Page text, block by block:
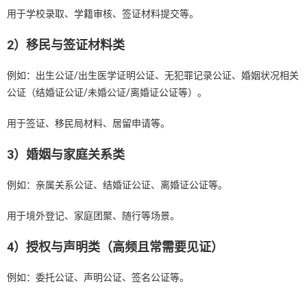
用于学校录取、学籍审核、签证材料提交等。
2）移民与签证材料类
例如：出生公证/出生医学证明公证、无犯罪记录公证、婚姻状况相关
公证（结婚证公证/未婚公证/离婚证公证等）。
用于签证、移民局材料、居留申请等。
3）婚姻与家庭关系类
例如：亲属关系公证、结婚证公证、离婚证公证等。
用于境外登记、家庭团聚、随行等场景。
4）授权与声明类（高频且常需要见证）
例如：委托公证、声明公证、签名公证等。